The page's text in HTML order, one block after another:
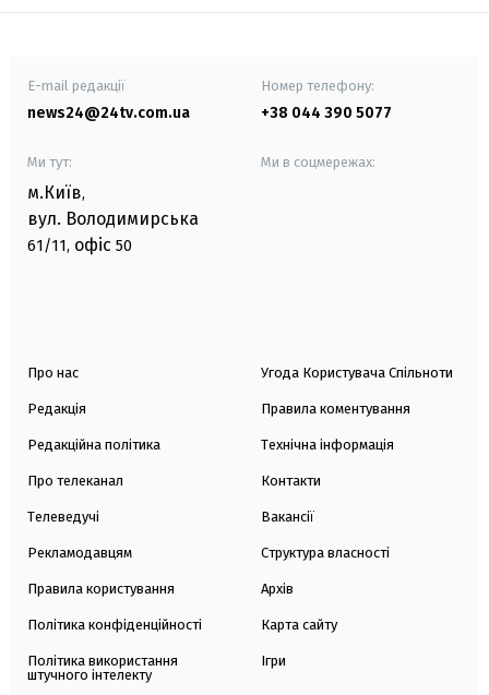
E-mail редакції
news24@24tv.com.ua
Номер телефону:
+38 044 390 5077
Ми тут:
м.Київ,
вул. Володимирська
61/11, офіс 50
Ми в соцмережах:
Про нас
Редакція
Редакційна політика
Про телеканал
Телеведучі
Рекламодавцям
Правила користування
Політика конфіденційності
Політика використання
штучного інтелекту
Угода Користувача Спільноти
Правила коментування
Технічна інформація
Контакти
Вакансії
Структура власності
Архів
Карта сайту
Ігри